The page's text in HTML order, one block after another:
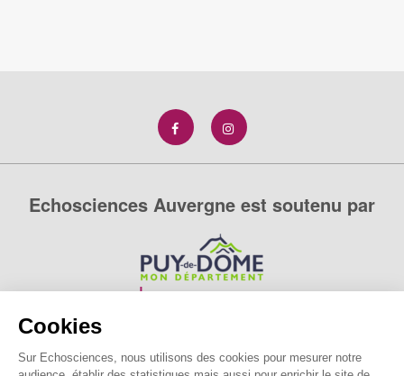
Cookies
Sur Echosciences, nous utilisons des cookies pour mesurer notre
Echosciences Auvergne est soutenu par